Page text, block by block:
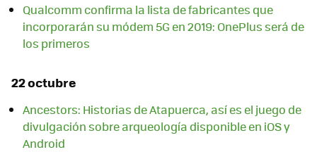
Qualcomm confirma la lista de fabricantes que
incorporarán su módem 5G en 2019: OnePlus será de
los primeros
22 octubre
Ancestors: Historias de Atapuerca, así es el juego de
divulgación sobre arqueología disponible en iOS y
Android